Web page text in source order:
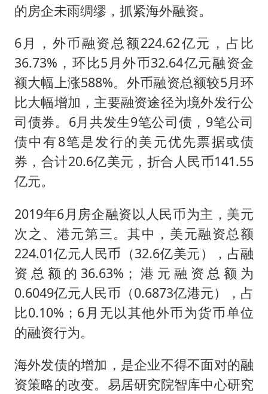
的房企未雨绸缪，抓紧海外融资。
6月，外币融资总额224.62亿元，占比
36.73%，环比5月外币32.64亿元融资金
额大幅上涨588%。外币融资总额较5月环
比大幅增加，主要融资途径为境外发行公
司债券。6月共发生9笔公司债，9笔公司
债中有8笔是发行的美元优先票据或债
券，合计20.6亿美元，折合人民币141.55
亿元。
2019年6月房企融资以人民币为主，美元
次之、港元第三。其中，美元融资总额
224.01亿元人民币（32.6亿美元），占融
资总额的36.63%；港元融资总额为
0.6049亿元人民币（0.6873亿港元），占
比0.10%；6月无以其他外币为货币单位
的融资行为。
海外发债的增加，是企业不得不面对的融
资策略的改变。易居研究院智库中心研究